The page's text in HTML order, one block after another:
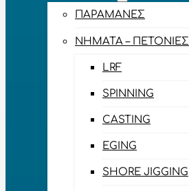
ΠΑΡΑΜΆΝΕΣ
ΝΉΜΑΤΑ – ΠΕΤΟΝΙΈΣ
LRF
SPINNING
CASTING
EGING
SHORE JIGGING